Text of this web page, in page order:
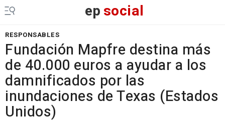
epsocial
RESPONSABLES
Fundación Mapfre destina más
de 40.000 euros a ayudar a los
damnificados por las
inundaciones de Texas (Estados
Unidos)